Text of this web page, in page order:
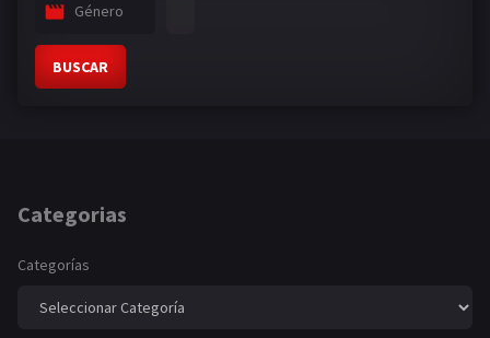
Género
BUSCAR
Categorias
Categorías